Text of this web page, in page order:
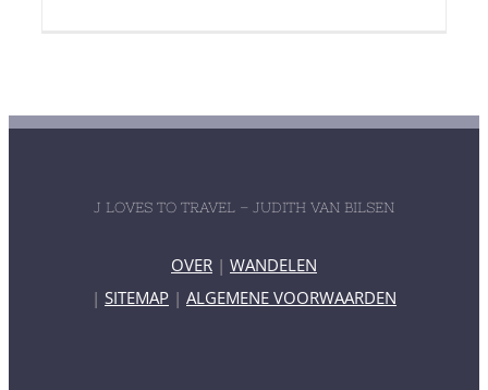
J LOVES TO TRAVEL – JUDITH VAN BILSEN
OVER | WANDELEN
| SITEMAP | ALGEMENE VOORWAARDEN